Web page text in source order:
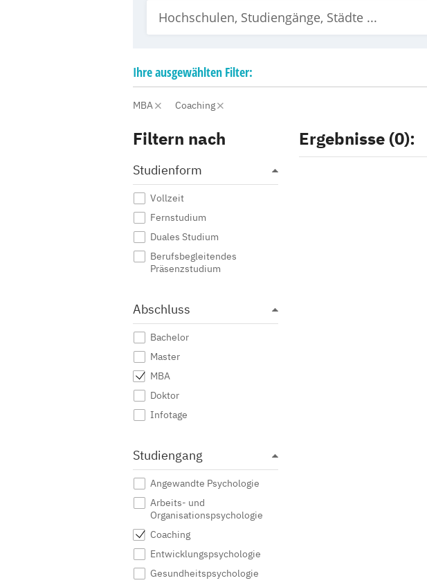
Ihreausgewählten Filter:
MBA Coaching
Filtern nach
Studienform
Vollzeit
Fernstudium
Duales Studium
Berufsbegleitendes
Präsenzstudium
Abschluss
Bachelor
Master
MBA
Doktor
Infotage
Studiengang
Angewandte Psychologie
Arbeits- und
Organisationspsychologie
Coaching
Entwicklungspsychologie
Gesundheitspsychologie
Ergebnisse (0):